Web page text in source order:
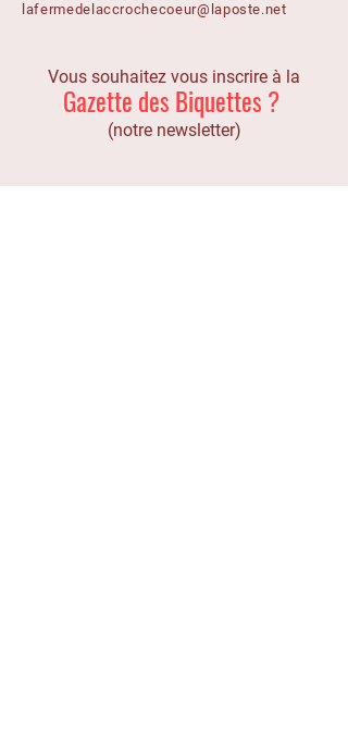
lafermedelaccrochecoeur@laposte.net
Vous souhaitez vous inscrire à la
Gazette des Biquettes ?
(notre newsletter)